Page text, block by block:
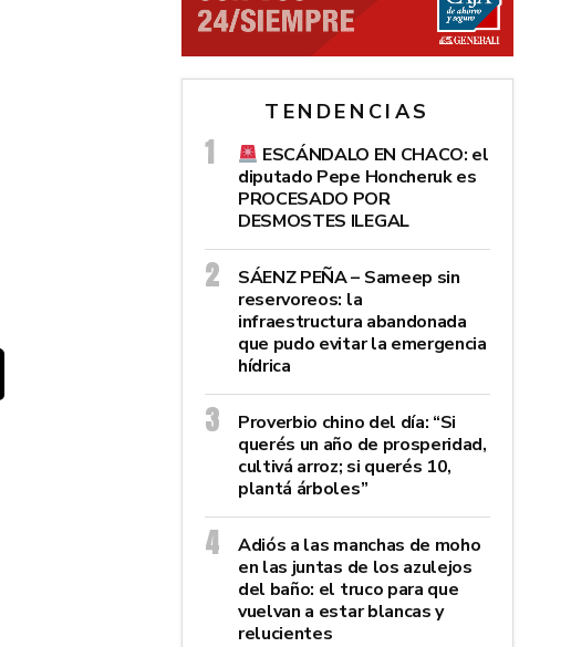
TENDENCIAS
ESCÁNDALO EN CHACO: el
diputado Pepe Honcheruk es
PROCESADO POR
DESMOSTES ILEGAL
SÁENZ PEÑA – Sameep sin
reservoreos: la
infraestructura abandonada
que pudo evitar la emergencia
hídrica
Proverbio chino del día: “Si
querés un año de prosperidad,
cultivá arroz; si querés 10,
plantá árboles”
Adiós a las manchas de moho
en las juntas de los azulejos
del baño: el truco para que
vuelvan a estar blancas y
relucientes